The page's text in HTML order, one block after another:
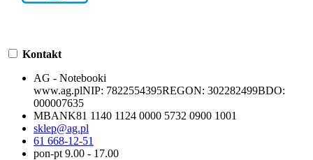
Kontakt
AG - Notebooki
www.ag.plNIP: 7822554395REGON: 302282499BDO:
000007635
MBANK81 1140 1124 0000 5732 0900 1001
sklep@ag.pl
61 668-12-51
pon-pt 9.00 - 17.00